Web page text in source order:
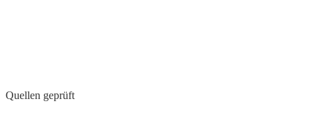
Quellen geprüft